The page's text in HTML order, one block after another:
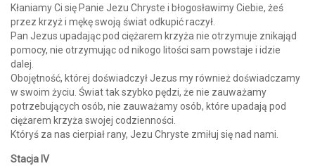
Kłaniamy Ci się Panie Jezu Chryste i błogosławimy Ciebie, żeś
przez krzyż i mękę swoją świat odkupić raczył.
Pan Jezus upadając pod ciężarem krzyża nie otrzymuje znikająd
pomocy, nie otrzymując od nikogo litości sam powstaje i idzie
dalej.
Obojętność, której doświadczył Jezus my również doświadczamy
w swoim życiu. Świat tak szybko pędzi, że nie zauważamy
potrzebujących osób, nie zauważamy osób, które upadają pod
ciężarem krzyża swojej codzienności.
Któryś za nas cierpiał rany, Jezu Chryste zmiłuj się nad nami.
Stacja IV